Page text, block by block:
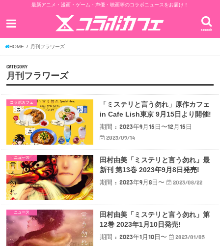
最新アニメ・漫画・ゲーム・声優・映画等のコラボニュースをお届け！
search
HOME 月刊フラワーズ
CATEGORY
月刊フラワーズ
コラボカフェ
「ミステリと言う勿れ」原作カフェ
in Cafe Lish東京 9月15日より開催!
期間 : 2023年9月15日〜12月15日
2023/09/14
ニュース
田村由美「ミステリと言う勿れ」最
新刊 第13巻 2023年9月8日発売!
期間 : 2023年9月8日〜
2023/08/22
ニュース
田村由美「ミステリと言う勿れ」第
12巻 2023年1月10日発売!
期間 : 2023年1月10日〜
2023/01/05